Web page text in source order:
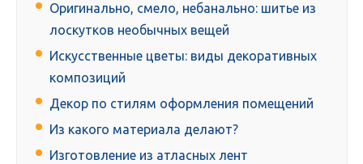
Оригинально, смело, небанально: шитье из
лоскутков необычных вещей
Искусственные цветы: виды декоративных
композиций
Декор по стилям оформления помещений
Из какого материала делают?
Изготовление из атласных лент